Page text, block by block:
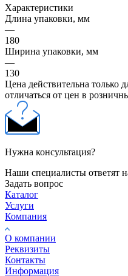
Характеристики
Длина упаковки, мм
—
180
Ширина упаковки, мм
—
130
Цена действительна только
отличаться от цен в
Нужна консультация?
Наши специалисты ответят
Задать вопрос
Каталог
Услуги
Компания
О компании
Реквизиты
Контакты
Информация